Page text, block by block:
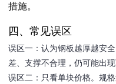
措施。
四、常见误区
误区一：认为钢板越厚越安
差、支撑不合理，仍可能出现
误区二：只看单块价格。规